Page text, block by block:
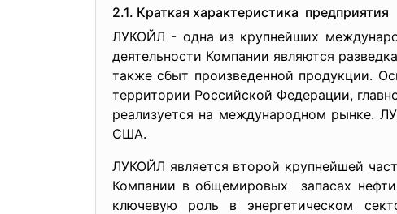
2.1. Краткая характеристика предприятия
ЛУКОЙЛ - одна из крупнейших
деятельности Компании являются
также сбыт произведенной продукции.
территории Российской Федерации,
реализуется на международном рынке.
США.
ЛУКОЙЛ является второй крупнейшей
Компании в общемировых запасах
ключевую роль в энергетическом